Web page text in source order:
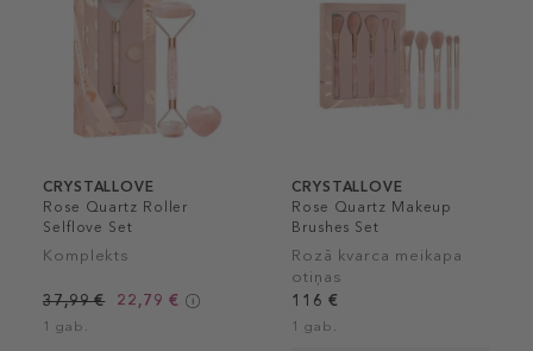
CRYSTALLOVE
Rose Quartz Roller
Selflove Set
Komplekts
37,99 € 22,79 €
1 gab.
CRYSTALLOVE
Rose Quartz Makeup
Brushes Set
Rozā kvarca meikapa
otiņas
116 €
1 gab.